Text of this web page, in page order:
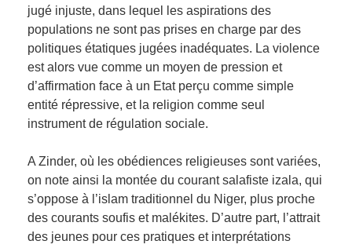
jugé injuste, dans lequel les aspirations des
populations ne sont pas prises en charge par des
politiques étatiques jugées inadéquates. La violence
est alors vue comme un moyen de pression et
d’affirmation face à un Etat perçu comme simple
entité répressive, et la religion comme seul
instrument de régulation sociale.
A Zinder, où les obédiences religieuses sont variées,
on note ainsi la montée du courant salafiste izala, qui
s’oppose à l’islam traditionnel du Niger, plus proche
des courants soufis et malékites. D’autre part, l’attrait
des jeunes pour ces pratiques et interprétations